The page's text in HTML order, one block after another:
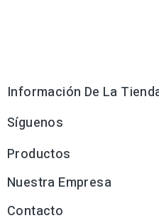
Información De La
Síguenos
Productos
Nuestra Empresa
Contacto